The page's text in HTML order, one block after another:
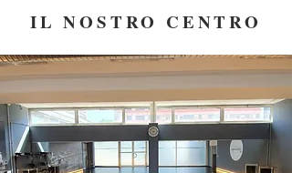
IL NOSTRO CENTRO